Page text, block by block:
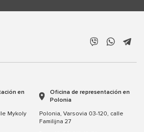
en
Mykoly
Oficina de representación en
Polonia
Polonia, Varsovia 03-120, calle
Familijna 27